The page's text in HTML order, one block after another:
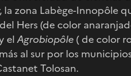
la zona Labège-Innopôle
Hers (de color
el Agrobiopôle( de color
al sur por los
Tolosan.